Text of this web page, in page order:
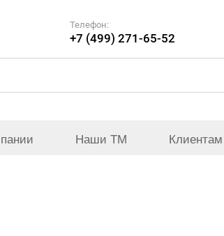
Телефон:
+7 (499) 271-65-52
Наши ТМ Клиентам